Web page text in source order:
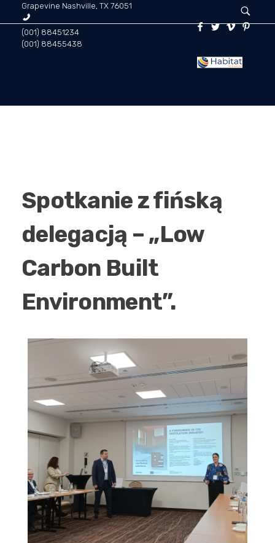
Grapevine Nashville, TX 76051
(001) 88451234
(001) 88455438
REALIZACJE
KONTAKT
Spotkanie z fińską
delegacją – „Low
Carbon Built
Environment”.